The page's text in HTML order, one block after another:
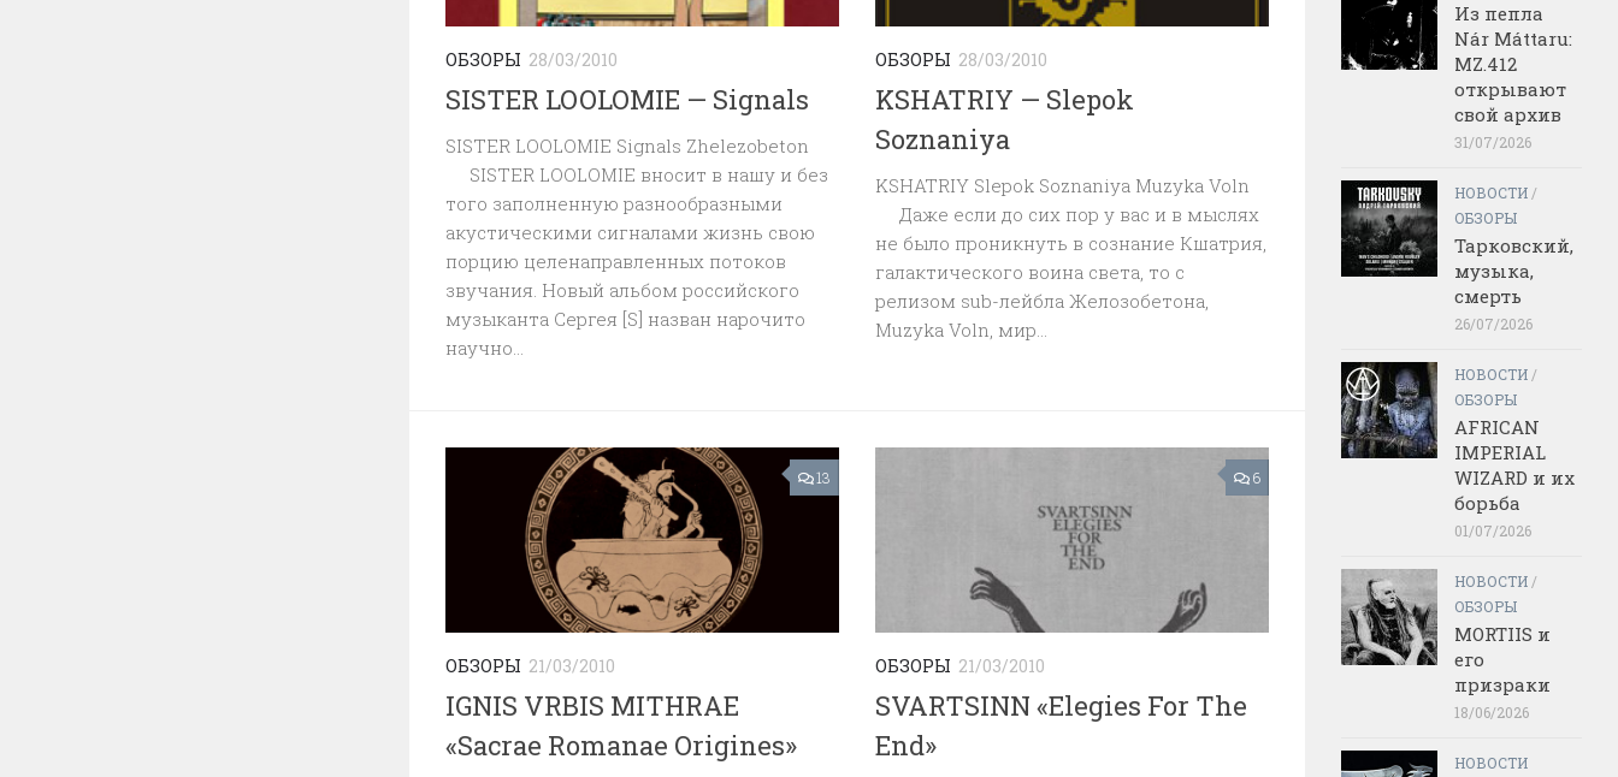
ОБЗОРЫ 28/03/2010
SISTER LOOLOMIE — Signals
SISTER LOOLOMIE Signals Zhelezobeton
SISTER LOOLOMIE вносит в нашу и без
того заполненную разнообразными
акустическими сигналами жизнь свою
порцию целенаправленных потоков
звучания. Новый альбом российского
музыканта Сергея [S] назван нарочито
научно...
ОБЗОРЫ 28/03/2010
KSHATRIY — Slepok
Soznaniya
KSHATRIY Slepok Soznaniya Muzyka Voln
Даже если до сих пор у вас и в мыслях
не было проникнуть в сознание Кшатрия,
галактического воина света, то с
релизом sub-лейбла Желозобетона,
Muzyka Voln, мир...
13
ОБЗОРЫ 21/03/2010
IGNIS VRBIS MITHRAE
«Sacrae Romanae Origines»
6
ОБЗОРЫ 21/03/2010
SVARTSINN «Elegies For The
End»
Из пепла
Nár Máttaru:
MZ.412
открывают
свой архив
31/07/2026
НОВОСТИ /
ОБЗОРЫ
Тарковский,
музыка,
смерть
26/07/2026
НОВОСТИ /
ОБЗОРЫ
AFRICAN
IMPERIAL
WIZARD и их
борьба
01/07/2026
НОВОСТИ /
ОБЗОРЫ
MORTIIS и
его
призраки
18/06/2026
НОВОСТИ